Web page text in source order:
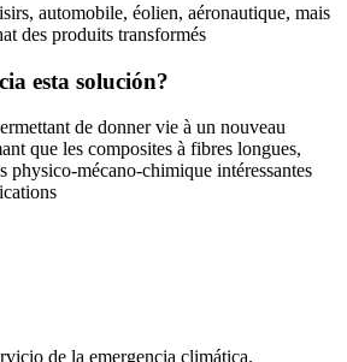
automobile, éolien, aéronautique, mais
des produits transformés
esta solución?
de donner vie à un nouveau
que les composites à fibres longues,
physico-mécano-chimique intéressantes
de la emergencia climática.